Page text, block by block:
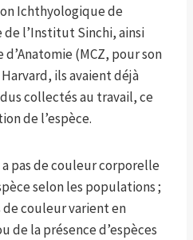
Ichthyologique de
de l’Institut Sinchi, ainsi
(MCZ, pour son
ils avaient déjà
collectés au travail, ce
de l’espèce.
pas de couleur corporelle
selon les populations ;
couleur varient en
de la présence d’espèces